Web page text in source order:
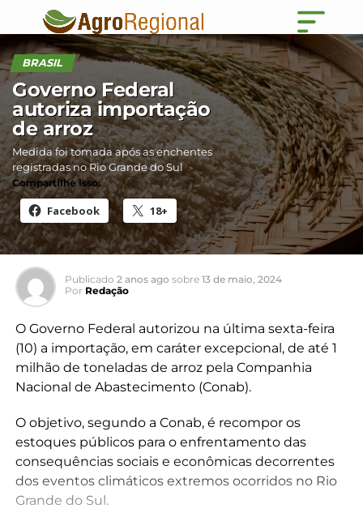
BRASIL
Governo Federal
autoriza importação
de arroz
Medida foi tomada após as enchentes
registradas no Rio Grande do Sul
Compartilhe isso:
Facebook 18+
Publicado 2 anos ago sobre 13 de maio, 2024
Por Redação
O Governo Federal autorizou na última sexta-feira
(10) a importação, em caráter excepcional, de até 1
milhão de toneladas de arroz pela Companhia
Nacional de Abastecimento (Conab).
O objetivo, segundo a Conab, é recompor os
estoques públicos para o enfrentamento das
consequências sociais e econômicas decorrentes
dos eventos climáticos extremos ocorridos no Rio
Grande do Sul.